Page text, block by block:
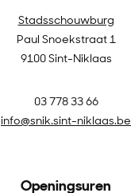
Stadsschouwburg
Paul Snoekstraat 1
9100 Sint-Niklaas
03 778 33 66
info@snik.sint-niklaas.be
Openingsuren